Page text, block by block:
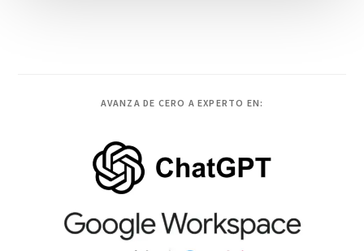
AVANZA DE CERO A EXPERTO EN: